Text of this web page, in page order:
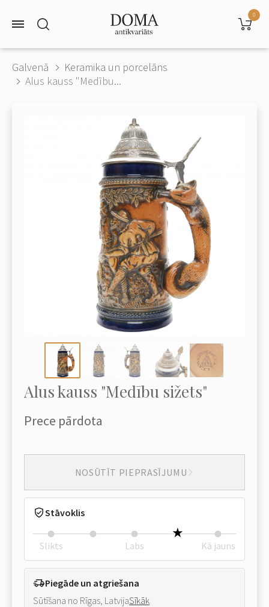
0
Galvenā
Keramika un porcelāns
Alus kauss "Medību...
Alus kauss "Medību sižets"
Prece pārdota
NOSŪTĪT PIEPRASĪJUMU
Stāvoklis
Slikts Labs Kā jauns
Piegāde un atgriešana
Sūtīšana no Rīgas, LatvijaSīkāk